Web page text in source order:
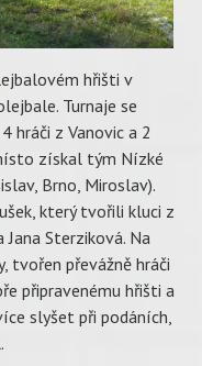
hřišti v
Turnaje se
hráči z Vanovic a 2
získal tým Nízké
Brno, Miroslav).
který tvořili kluci z
Sterziková. Na
tvořen převážně hráči
připravenému hřišti a
slyšet při podáních,